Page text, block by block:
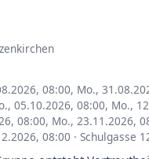
08:00, Mo.,
05.10.2026, 08:00, Mo.,
08:00, Mo., 23.11.2026,
08:00 · Schulgasse